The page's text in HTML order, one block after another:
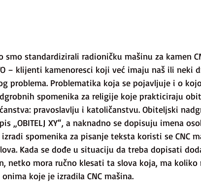
smo standardizirali radioničku mašinu za kamen
– klijenti kamenoresci koji već imaju naš ili neki
problema. Problematika koja se pojavljuje i o
spomenika za religije koje prakticiraju
pravoslavlju i katoličanstvu. Obiteljski
„OBITELJ XY“, a naknadno se dopisuju imena
izradi spomenika za pisanje teksta koristi se CNC
Kada se dođe u situaciju da treba dopisati
netko mora ručno klesati ta slova koja, ma
koje je izradila CNC mašina.